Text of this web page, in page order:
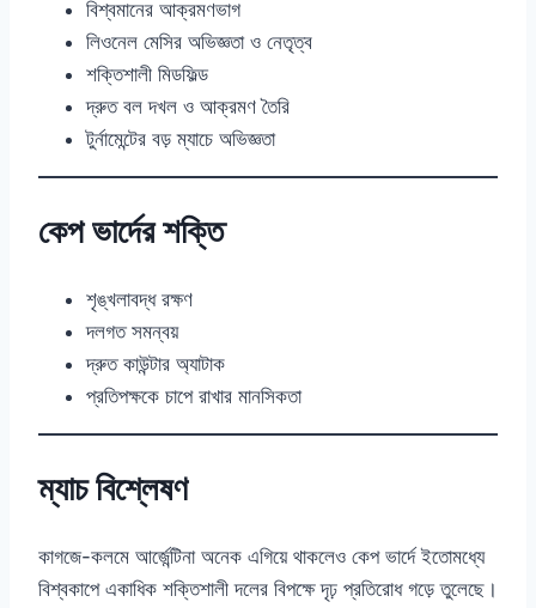
বিশ্বমানের আক্রমণভাগ
লিওনেল মেসির অভিজ্ঞতা ও নেতৃত্ব
শক্তিশালী মিডফিল্ড
দ্রুত বল দখল ও আক্রমণ তৈরি
টুর্নামেন্টের বড় ম্যাচে অভিজ্ঞতা
কেপ ভার্দের শক্তি
শৃঙ্খলাবদ্ধ রক্ষণ
দলগত সমন্বয়
দ্রুত কাউন্টার অ্যাটাক
প্রতিপক্ষকে চাপে রাখার মানসিকতা
ম্যাচ বিশ্লেষণ
কাগজে-কলমে আর্জেন্টিনা অনেক এগিয়ে থাকলেও কেপ ভার্দে ইতোমধ্যে
বিশ্বকাপে একাধিক শক্তিশালী দলের বিপক্ষে দৃঢ় প্রতিরোধ গড়ে তুলেছে।